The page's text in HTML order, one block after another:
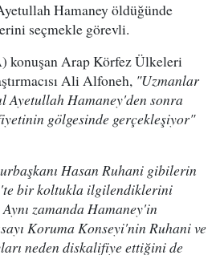
Hamaney öldüğünde
seçmekle görevli.
konuşan Arap Körfez Ülkeleri
Ali Alfoneh, "Uzmanlar
Ayetullah Hamaney'den sonra
gölgesinde gerçekleşiyor"
Hasan Ruhani gibilerin
bir koltukla ilgilendiklerini
zamanda Hamaney'in
Koruma Konseyi'nin Ruhani ve
neden diskalifiye ettiğini de